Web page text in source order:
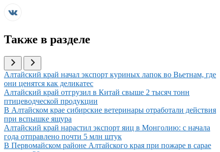
Также в разделе
Иллюстрация новости
Алтайский край начал экспорт куриных лапок во Вьетнам, где
они ценятся как деликатес
Иллюстрация новости
Алтайский край отгрузил в Китай свыше 2 тысяч тонн
птицеводческой продукции
Иллюстрация новости
В Алтайском крае сибирские ветеринары отработали действия
при вспышке ящура
Иллюстрация новости
Алтайский край нарастил экспорт яиц в Монголию: с начала
года отправлено почти 5 млн штук
Иллюстрация новости
В Первомайском районе Алтайского края при пожаре в сарае